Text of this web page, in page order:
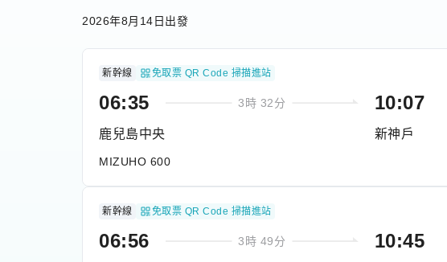
1
2026年8月14日出發
新幹線 免取票 QR Code 掃描進站
06:35 3時 32分
鹿兒島中央
10:07
新神戶
MIZUHO 600
新幹線 免取票 QR Code 掃描進站
06:56 3時 49分 10:45